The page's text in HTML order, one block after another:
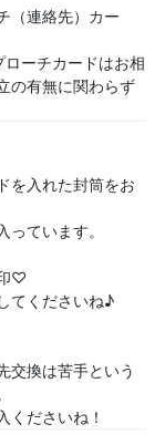
（連絡先）カー
ーチカードはお相
の有無に関わらず
を入れた封筒をお
ています。
♡
てくださいね♪
交換は苦手という
くださいね！